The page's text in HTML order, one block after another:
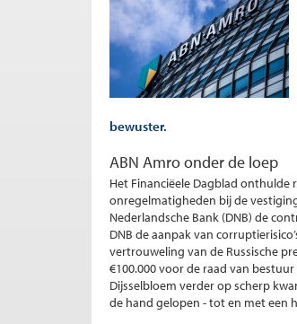
bewuster.
ABN Amro onder de loep
Het Financiëele Dagblad
onregelmatigheden bij de
Nederlandsche Bank (DNB) de
DNB de aanpak van
vertrouweling van de Russische
€100.000 voor de raad van
Dijsselbloem verder op scherp
de hand gelopen - tot en met een